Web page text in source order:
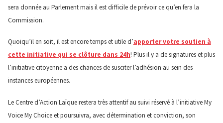
sera donnée au Parlement mais il est difficile de prévoir ce qu’en fera la
Commission.
Quoiqu’il en soit, il est encore temps et utile d’apporter votre soutien à
cette initiative qui se clôture dans 24h! Plus il y a de signatures et plus
l’initiative citoyenne a des chances de susciter l’adhésion au sein des
instances européennes.
Le Centre d’Action Laïque restera très attentif au suivi réservé à l’initiative My
Voice My Choice et poursuivra, avec détermination et conviction, son